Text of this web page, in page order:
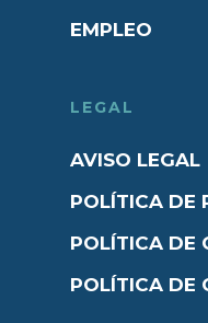
EMPLEO
LEGAL
AVISO LEGAL
POLÍTICA DE
POLÍTICA DE
POLÍTICA DE